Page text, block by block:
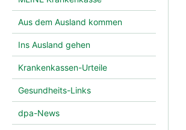
Aus dem Ausland kommen
Ins Ausland gehen
Krankenkassen-Urteile
Gesundheits-Links
dpa-News